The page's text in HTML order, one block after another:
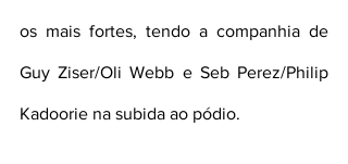
os mais fortes, tendo a companhia de
Guy Ziser/Oli Webb e Seb Perez/Philip
Kadoorie na subida ao pódio.